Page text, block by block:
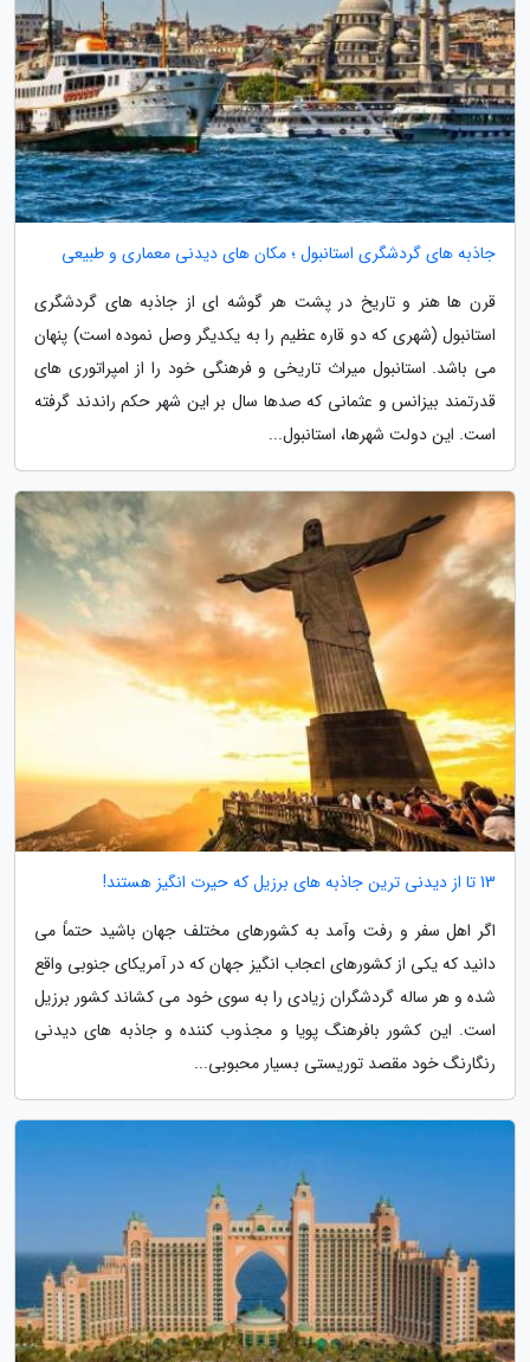
جاذبه های گردشگری استانبول ؛ مکان های دیدنی معماری و طبیعی
قرن ها هنر و تاریخ در پشت هر گوشه ای از جاذبه های گردشگری
استانبول (شهری که دو قاره عظیم را به یکدیگر وصل نموده است) پنهان
می باشد. استانبول میراث تاریخی و فرهنگی خود را از امپراتوری های
قدرتمند بیزانس و عثمانی که صدها سال بر این شهر حکم راندند گرفته
است. این دولت شهرها، استانبول...
13 تا از دیدنی ترین جاذبه های برزیل که حیرت انگیز هستند!
اگر اهل سفر و رفت وآمد به کشورهای مختلف جهان باشید حتماً می
دانید که یکی از کشورهای اعجاب انگیز جهان که در آمریکای جنوبی واقع
شده و هر ساله گردشگران زیادی را به سوی خود می کشاند کشور برزیل
است. این کشور بافرهنگ پویا و مجذوب کننده و جاذبه های دیدنی
رنگارنگ خود مقصد توریستی بسیار محبوبی...